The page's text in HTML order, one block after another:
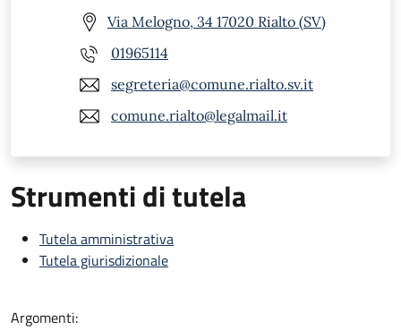
Via Melogno, 34 17020 Rialto (SV)
01965114
segreteria@comune.rialto.sv.it
comune.rialto@legalmail.it
Strumenti di tutela
Tutela amministrativa
Tutela giurisdizionale
Argomenti: